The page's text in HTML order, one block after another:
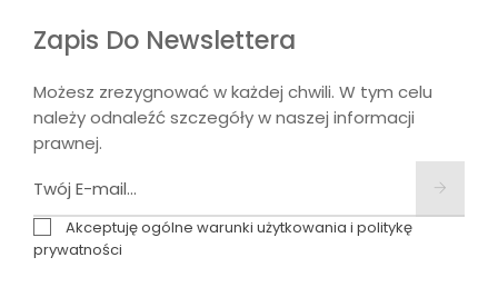
Zapis Do Newslettera
Możesz zrezygnować w każdej chwili. W tym celu
należy odnaleźć szczegóły w naszej informacji
prawnej.
Akceptuję ogólne warunki użytkowania i politykę
prywatności